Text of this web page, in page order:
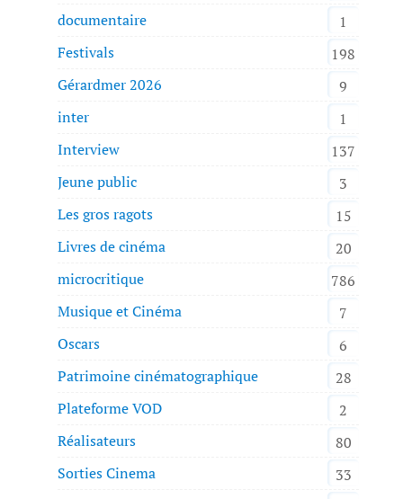
documentaire
1
Festivals
198
Gérardmer 2026
9
inter
1
Interview
137
Jeune public
3
Les gros ragots
15
Livres de cinéma
20
microcritique
786
Musique et Cinéma
7
Oscars
6
Patrimoine cinématographique
28
Plateforme VOD
2
Réalisateurs
80
Sorties Cinema
33